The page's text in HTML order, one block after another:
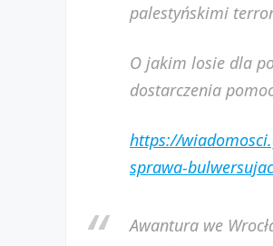
palestyńskimi
O jakim losie dla
dostarczenia
https://
sprawa-
Awantura we